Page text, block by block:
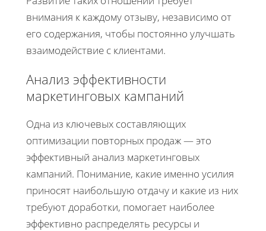
внимания к каждому отзыву, независимо от
его содержания, чтобы постоянно улучшать
взаимодействие с клиентами.
Анализ эффективности
маркетинговых кампаний
Одна из ключевых составляющих
оптимизации повторных продаж — это
эффективный анализ маркетинговых
кампаний. Понимание, какие именно усилия
приносят наибольшую отдачу и какие из них
требуют доработки, помогает наиболее
эффективно распределять ресурсы и